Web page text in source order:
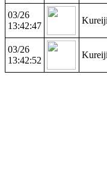
03/26
13:42:47
03/26
13:42:52